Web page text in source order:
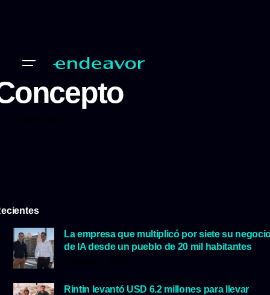
La empresa que multiplicó por siete su
de IA desde un pueblo de 20 mil habitantes
Rintin levantó USD 6.2 millones para llevar